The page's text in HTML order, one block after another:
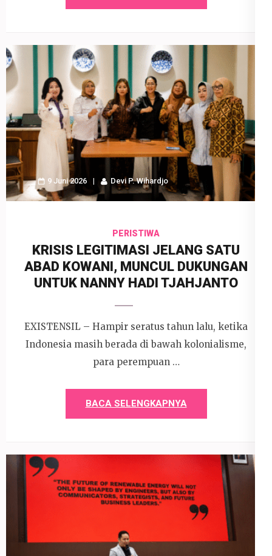
9 Juni 2026 Devi P. Wihardjo
PERISTIWA
KRISIS LEGITIMASI JELANG SATU
ABAD KOWANI, MUNCUL DUKUNGAN
UNTUK NANNY HADI TJAHJANTO
EXISTENSIL – Hampir seratus tahun lalu, ketika
Indonesia masih berada di bawah kolonialisme,
para perempuan …
BACA SELENGKAPNYA